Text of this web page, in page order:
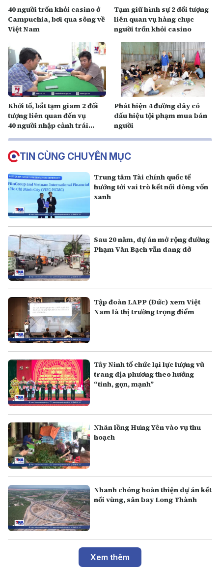
40 người trốn khỏi casino ở
Campuchia, bơi qua sông về
Việt Nam
Tạm giữ hình sự 2 đối tượng
liên quan vụ hàng chục
người trốn khỏi casino
Khởi tố, bắt tạm giam 2 đối
tượng liên quan đến vụ
40 người nhập cảnh trái
Phát hiện 4 đường dây có
dấu hiệu tội phạm mua bán
người
TIN CÙNG CHUYÊN MỤC
Trung tâm Tài chính quốc tế
hướng tới vai trò kết nối dòng vốn
xanh
Sau 20 năm, dự án mở rộng đường
Phạm Văn Bạch vẫn dang dở
Tập đoàn LAPP (Đức) xem Việt
Nam là thị trường trọng điểm
Tây Ninh tổ chức lại lực lượng vũ
trang địa phương theo hướng
“tinh, gọn, mạnh”
Nhãn lồng Hưng Yên vào vụ thu
hoạch
Nhanh chóng hoàn thiện dự án kết
nối vùng, sân bay Long Thành
Xem thêm